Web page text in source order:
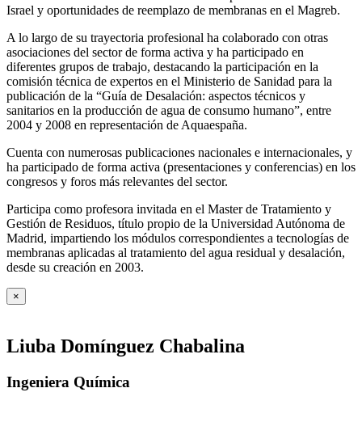
Israel y oportunidades de reemplazo de membranas en el Magreb.
A lo largo de su trayectoria profesional ha colaborado con otras
asociaciones del sector de forma activa y ha participado en
diferentes grupos de trabajo, destacando la participación en la
comisión técnica de expertos en el Ministerio de Sanidad para la
publicación de la “Guía de Desalación: aspectos técnicos y
sanitarios en la producción de agua de consumo humano”, entre
2004 y 2008 en representación de Aquaespaña.
Cuenta con numerosas publicaciones nacionales e internacionales, y
ha participado de forma activa (presentaciones y conferencias) en los
congresos y foros más relevantes del sector.
Participa como profesora invitada en el Master de Tratamiento y
Gestión de Residuos, título propio de la Universidad Autónoma de
Madrid, impartiendo los módulos correspondientes a tecnologías de
membranas aplicadas al tratamiento del agua residual y desalación,
desde su creación en 2003.
×
Liuba Domínguez Chabalina
Ingeniera Química